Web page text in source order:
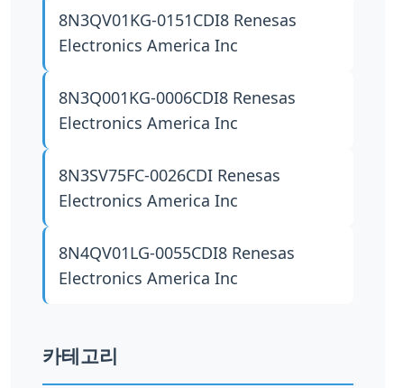
8N3QV01KG-0151CDI8 Renesas
Electronics America Inc
8N3Q001KG-0006CDI8 Renesas
Electronics America Inc
8N3SV75FC-0026CDI Renesas
Electronics America Inc
8N4QV01LG-0055CDI8 Renesas
Electronics America Inc
카테고리